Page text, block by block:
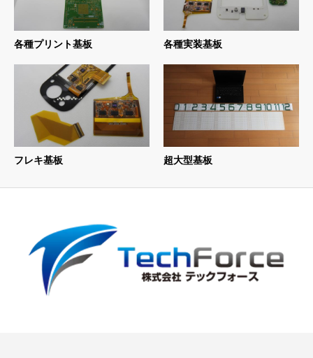
各種プリント基板 各種実装基板
フレキ基板 超大型基板